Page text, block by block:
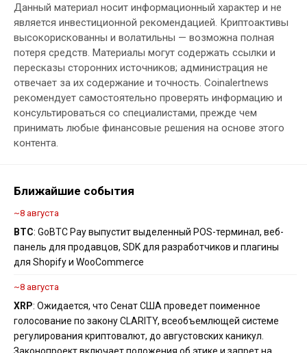
Данный материал носит информационный характер и не
является инвестиционной рекомендацией. Криптоактивы
высокорискованны и волатильны — возможна полная
потеря средств. Материалы могут содержать ссылки и
пересказы сторонних источников; администрация не
отвечает за их содержание и точность. Coinalertnews
рекомендует самостоятельно проверять информацию и
консультироваться со специалистами, прежде чем
принимать любые финансовые решения на основе этого
контента.
Ближайшие события
~8 августа
BTC: GoBTC Pay выпустит выделенный POS-терминал, веб-
панель для продавцов, SDK для разработчиков и плагины
для Shopify и WooCommerce
~8 августа
XRP: Ожидается, что Сенат США проведет поименное
голосование по закону CLARITY, всеобъемлющей системе
регулирования криптовалют, до августовских каникул.